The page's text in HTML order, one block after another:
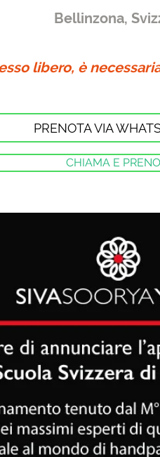
Bellinzona,
libero, è
PRENOTA VIA
CHIAMA E